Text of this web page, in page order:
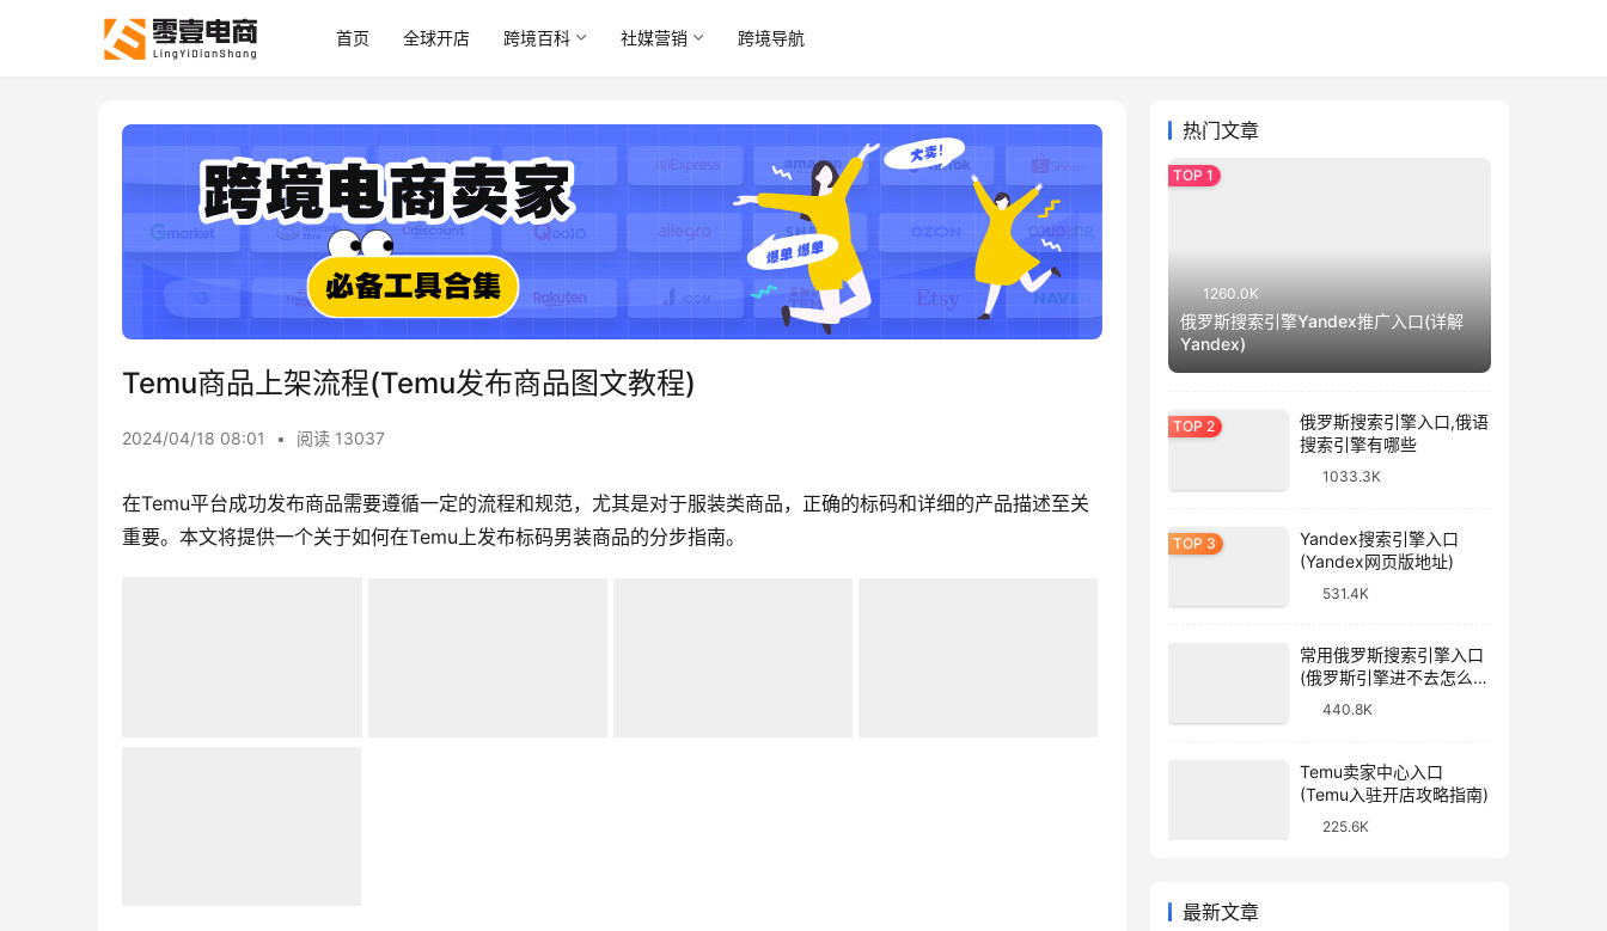
首页 全球开店 跨境百科 社媒营销 跨境导航
Temu商品上架流程(Temu发布商品图文教程)
2024/04/18 08:01 • 阅读 13037
在Temu平台成功发布商品需要遵循一定的流程和规范，尤其是对于服装类商品，正确的标码和详细的产品描述至关
重要。本文将提供一个关于如何在Temu上发布标码男装商品的分步指南。
热门文章
1260.0K
俄罗斯搜索引擎Yandex推广入口(详解
Yandex)
俄罗斯搜索引擎入口,俄语
搜索引擎有哪些
1033.3K
Yandex搜索引擎入口
(Yandex网页版地址)
531.4K
常用俄罗斯搜索引擎入口
(俄罗斯引擎进不去怎么
440.8K
Temu卖家中心入口
(Temu入驻开店攻略指南)
225.6K
最新文章